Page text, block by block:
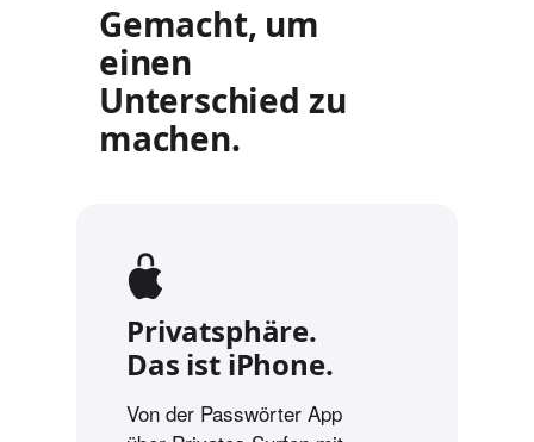
Gemacht, um
einen
Unterschied zu
machen.
Privatsphäre.
Das ist iPhone.
Von der Passwörter App